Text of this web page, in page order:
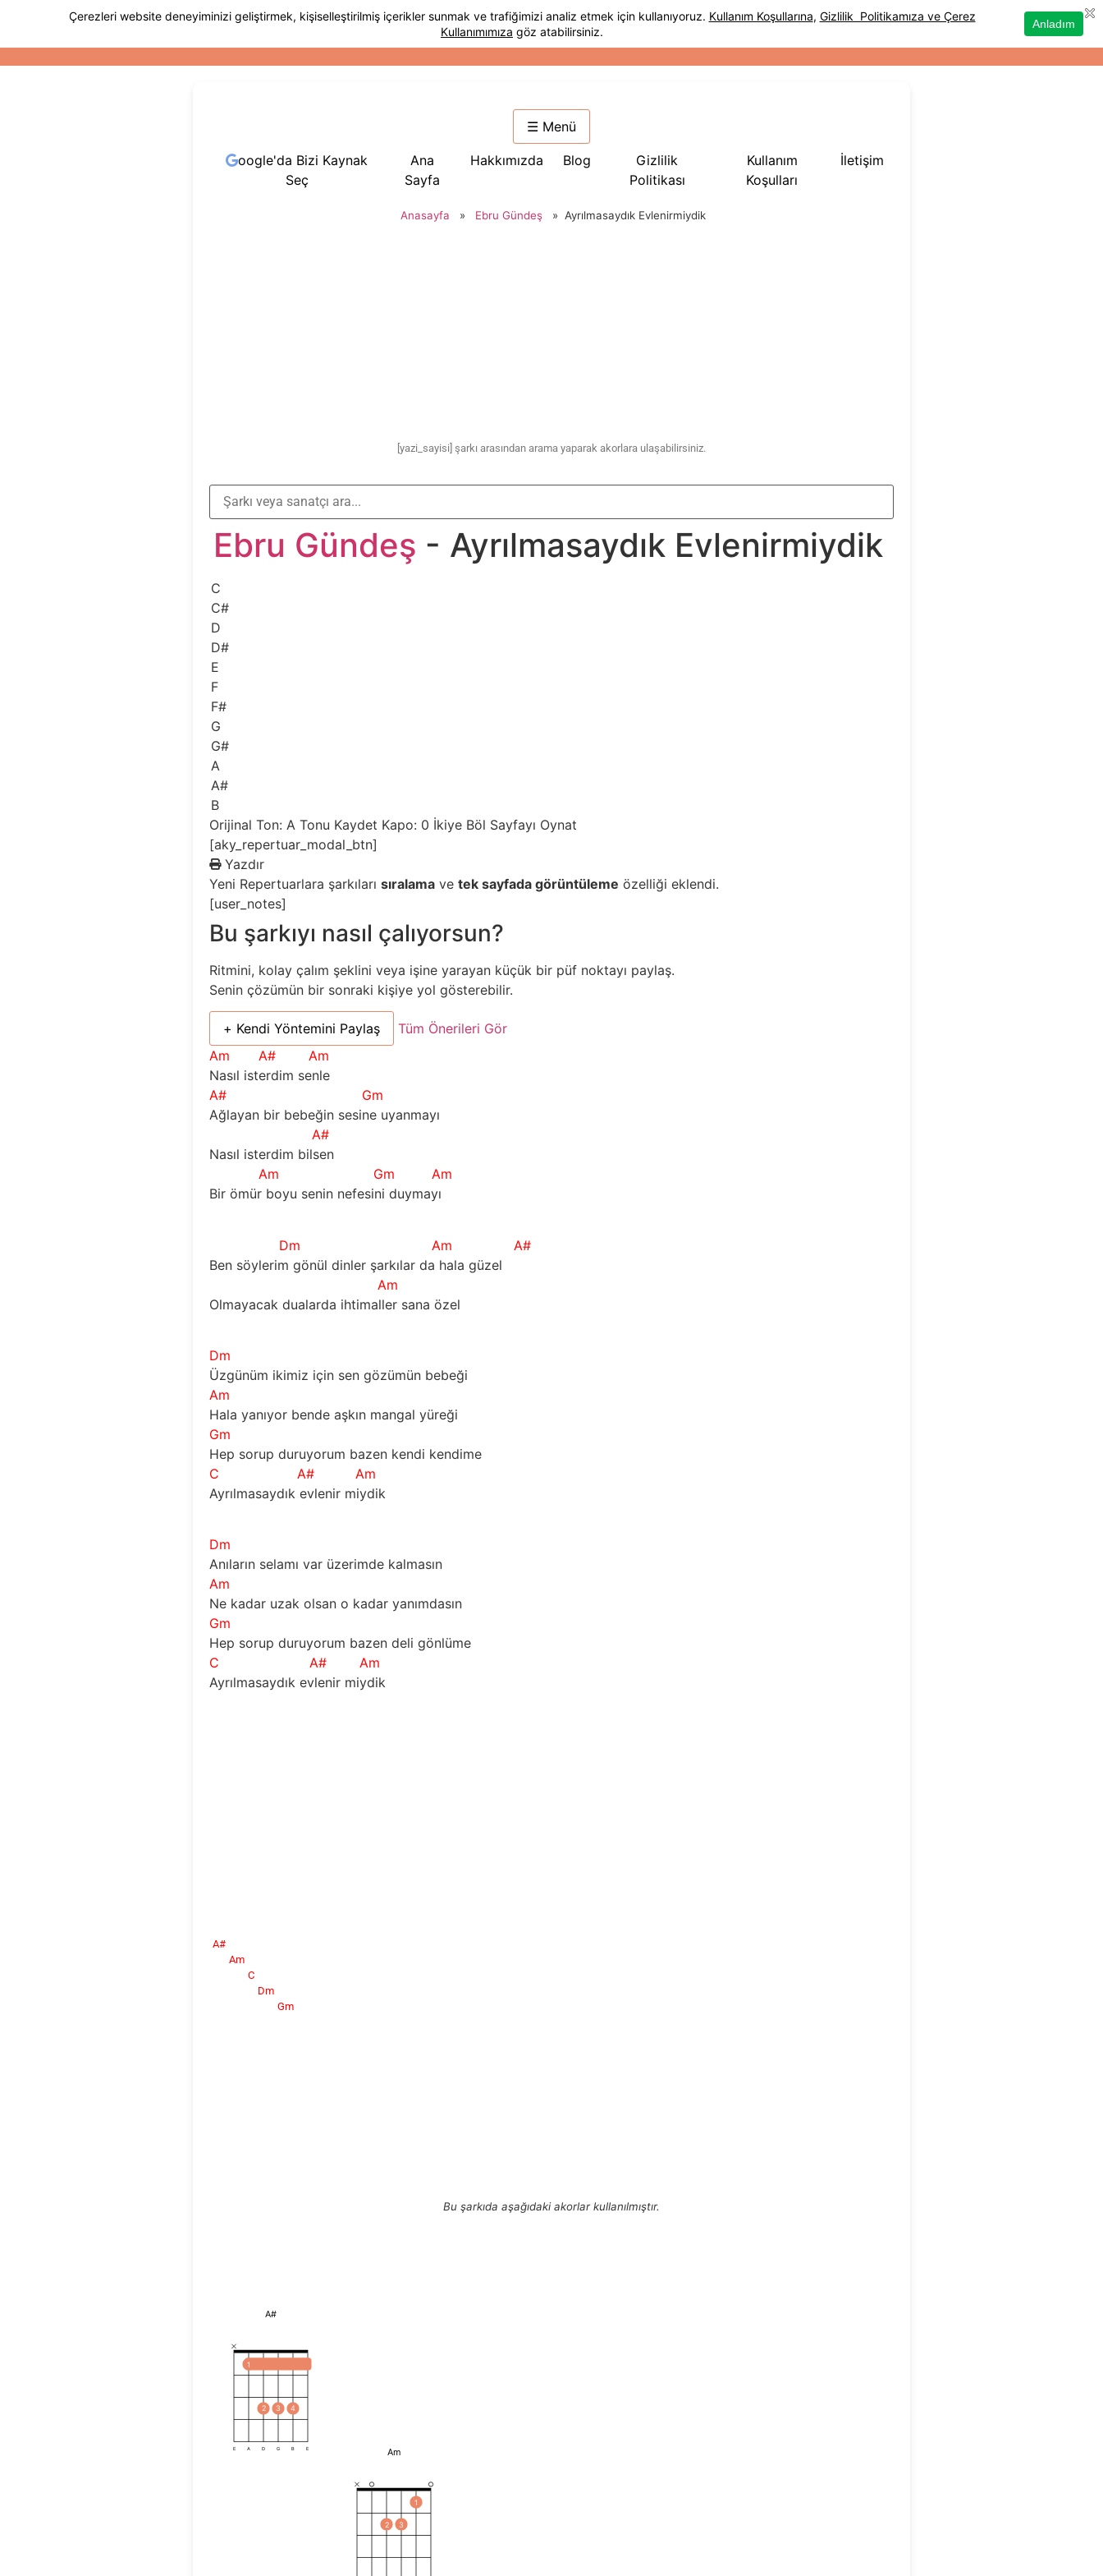
☰ Menü
oogle'da Bizi Kaynak
Seç
Ana
Sayfa
Hakkımızda Blog
Gizlilik
Politikası
Kullanım
Koşulları
İletişim
Anasayfa » Ebru Gündeş » Ayrılmasaydık Evlenirmiydik
[yazi_sayisi] şarkı arasından arama yaparak akorlara ulaşabilirsiniz.
Ebru Gündeş - Ayrılmasaydık Evlenirmiydik
C
C#
D
D#
E
F
F#
G
G#
A
A#
B
Orijinal Ton: ATonu Kaydet Kapo: 0 İkiye Böl Sayfayı Oynat
[aky_repertuar_modal_btn]
Yazdır
Yeni Repertuarlara şarkılarısıralama vetek sayfada görüntüleme özelliği eklendi.
[user_notes]
Bu şarkıyı nasıl çalıyorsun?
Ritmini, kolay çalım şeklini veya işine yarayan küçük bir püf noktayı paylaş.
Senin çözümün bir sonraki kişiye yol gösterebilir.
+ Kendi Yöntemini Paylaş
Tüm Önerileri Gör
Am
A#
Am
Nasıl isterdim senle
A#
Gm
Ağlayan bir bebeğin sesine uyanmayı
A#
Nasıl isterdim bilsen
Am
Gm
Am
Bir ömür boyu senin nefesini duymayı
Dm Am
A#
Ben söylerim gönül dinler şarkılar da hala güzel
Am
Olmayacak dualarda ihtimaller sana özel
Dm
Üzgünüm ikimiz için sen gözümün bebeği
Am
Hala yanıyor bende aşkın mangal yüreği
Gm
Hep sorup duruyorum bazen kendi kendime
C
A#
Am
Ayrılmasaydık evlenir miydik
Dm
Anıların selamı var üzerimde kalmasın
Am
Ne kadar uzak olsan o kadar yanımdasın
Gm
Hep sorup duruyorum bazen deli gönlüme
C
A#
Am
Ayrılmasaydık evlenir miydik
A#
Am
C
Dm
Gm
Bu şarkıda aşağıdaki akorlar kullanılmıştır.
A#
1
2 3 4
E A D G B E Am
2 3
1